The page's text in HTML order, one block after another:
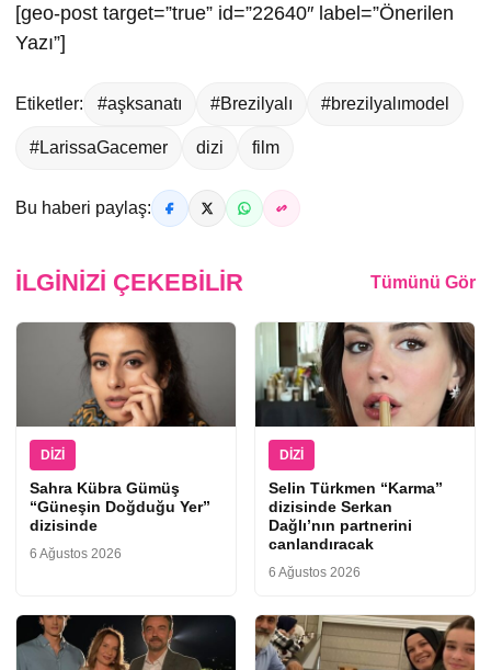
[geo-post target=”true” id=”22640″ label=”Önerilen
Yazı”]
Etiketler: #aşksanatı #Brezilyalı #brezilyalımodel
#LarissaGacemer dizi film
Bu haberi paylaş:
İLGINIZI ÇEKEBILIR Tümünü Gör
DIZI
Sahra Kübra Gümüş
“Güneşin Doğduğu Yer”
dizisinde
6 Ağustos 2026
DIZI
Selin Türkmen “Karma”
dizisinde Serkan
Dağlı’nın partnerini
canlandıracak
6 Ağustos 2026